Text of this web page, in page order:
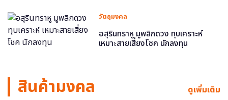
วัตถุมงคล
อสุรินทราหู มูพลิกดวง ทุบเคราะห์
เหมาะสายเสี่ยงโชค นักลงทุน
สินค้ามงคล ดูเพิ่มเติม